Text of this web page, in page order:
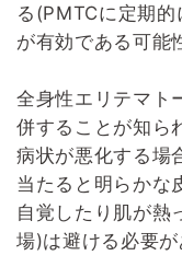
る(PMTCに定期
が有効である可能
全身性エリテマト
併することが知ら
病状が悪化する場
当たると明らかな
自覚したり肌が熱
場)は避ける必要が